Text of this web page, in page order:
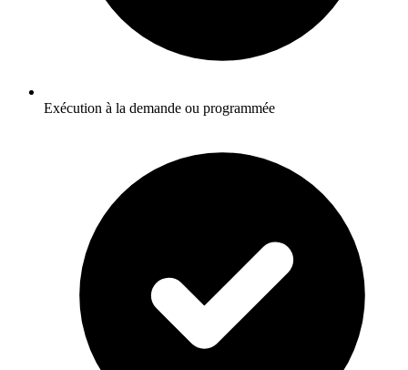
Exécution à la demande ou programmée